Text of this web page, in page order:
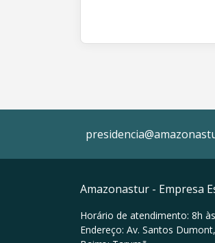
Amazonastur - Empresa
Horário de atendimento: 8h
Endereço: Av. Santos